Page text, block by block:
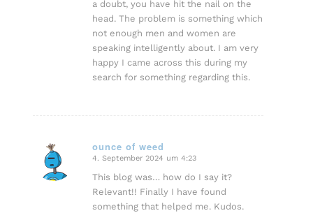
a doubt, you have hit the nail on the
head. The problem is something which
not enough men and women are
speaking intelligently about. I am very
happy I came across this during my
search for something regarding this.
ounce of weed
sagte:
4. September 2024 um 4:23
This blog was… how do I say it?
Relevant!! Finally I have found
something that helped me. Kudos.